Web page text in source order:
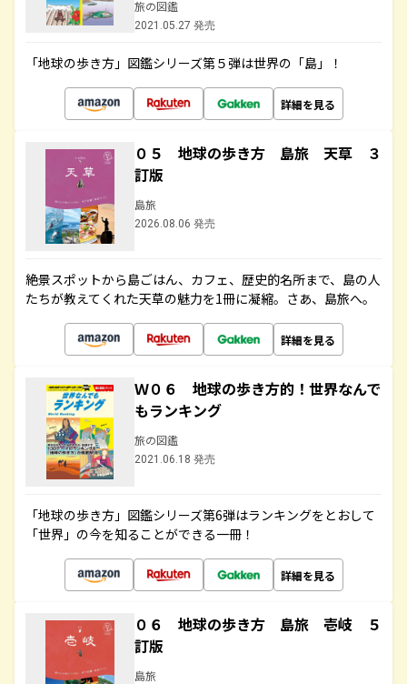
旅の図鑑
2021.05.27 発売
「地球の歩き方」図鑑シリーズ第５弾は世界の「島」！
詳細を見る
０５ 地球の歩き方 島旅 天草 ３
訂版
島旅
2026.08.06 発売
絶景スポットから島ごはん、カフェ、歴史的名所まで、島の人
たちが教えてくれた天草の魅力を1冊に凝縮。さあ、島旅へ。
詳細を見る
Ｗ０６ 地球の歩き方的！世界なんで
もランキング
旅の図鑑
2021.06.18 発売
「地球の歩き方」図鑑シリーズ第6弾はランキングをとおして
「世界」の今を知ることができる一冊！
詳細を見る
０６ 地球の歩き方 島旅 壱岐 ５
訂版
島旅